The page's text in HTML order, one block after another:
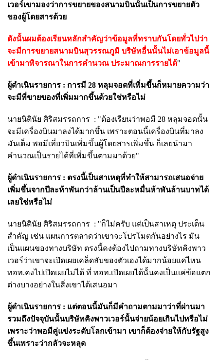
เวอร์เขามองว่าการขยายของสนามบินนั้นเป็นการขยายตัว
ของผู้โดยสารด้วย
ดังนั้นผมต้องเรียนหลักสำคัญว่าข้อมูลที่ทราบกันโดยทั่วไปว่า
จะมีการขยายสนามบินสุวรรณภูมิ บริษัทอื่นนั้นไม่เอาข้อมูลนี้
เข้ามาพิจารณาในการคำนวณ ประมาณการรายได้"
ผู้ดำเนินรายการ : การมี 28 หลุมจอดที่เพิ่มขึ้นก็หมายความว่า
จะมีที่ขายของที่เพิ่มมากขึ้นด้วยใช่หรือไม่
นายนิตินัย ศิริสมรรถการ : "ต้องเรียนว่าพอมี 28 หลุมจอดนั้น
จะมีเครื่องบินมาลงได้มากขึ้น เพราะตอนนี้เครื่องบินที่มาลง
มันเต็ม พอมีเที่ยวบินเพิ่มขึ้นผู้โดยสารเพิ่มขึ้น ก็เลยนำมา
คำนวณเป็นรายได้ที่เพิ่มขึ้นตามมาด้วย"
ผู้ดำเนินรายการ : ตรงนี้เป็นสาเหตุที่ทำให้สามารถเสนอจ่าย
เพิ่มขึ้นจากปีละห้าพันกว่าล้านเป็นปีละหมื่นห้าพันล้านบาทได้
เลยใช่หรือไม่
นายนิตินัย ศิริสมรรถการ : "ก็ไม่ครับ แต่เป็นสาเหตุ ประเด็น
สำคัญ เช่น แผนการตลาดว่าเขาจะโปรโมตกันอย่างไร มัน
เป็นแผนของทางบริษัท ตรงนี้คงต้องไปถามทางบริษัทคิงพาว
เวอร์ว่าเขาจะเปิดเผยเคล็ดลับของตัวเองได้มากน้อยแค่ไหน
ทอท.คงไปเปิดเผยไม่ได้ ที่ ทอท.เปิดเผยได้นั้นคงเป็นแค่ข้อแตก
ต่างบางอย่างในสิ่งเขาได้เสนอมา
ผู้ดำเนินรายการ : แต่ตอนนี้มันก็มีคำถามตามมาว่าที่ผ่านมา
รวมถึงปัจจุบันนั้นบริษัทคิงพาวเวอร์นั้นจ่ายน้อยเกินไปหรือไม่
เพราะว่าพอมีคู่แข่งระดับโลกเข้ามา เขาก็ต้องจ่ายให้กับรัฐสูง
ขึ้นเพราะว่ากลัวจะหลุด